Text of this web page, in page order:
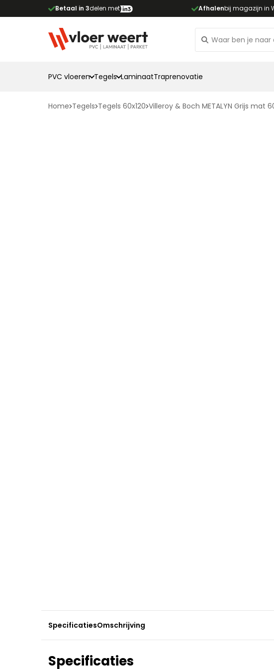
Betaal in 3delen met Afhalenbij magazijn in
PVC vloeren Tegels LaminaatTraprenovatie
Home Tegels Tegels 60x120 Villeroy & Boch METALYN Grijs mat
SpecificatiesOmschrijving
Specificaties